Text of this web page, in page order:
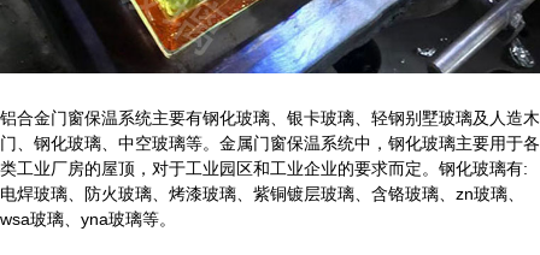
铝合金门窗保温系统主要有钢化玻璃、银卡玻璃、轻钢别墅玻璃及人造木
门、钢化玻璃、中空玻璃等。金属门窗保温系统中，钢化玻璃主要用于各
类工业厂房的屋顶，对于工业园区和工业企业的要求而定。钢化玻璃有:
电焊玻璃、防火玻璃、烤漆玻璃、紫铜镀层玻璃、含铬玻璃、zn玻璃、
wsa玻璃、yna玻璃等。